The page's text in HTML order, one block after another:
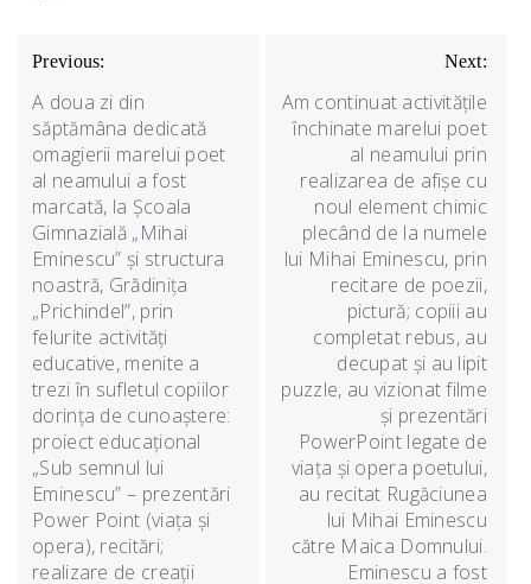
Navigare
în
articole
Previous:
A doua zi din
săptămâna dedicată
omagierii marelui poet
al neamului a fost
marcată, la Școala
Gimnazială „Mihai
Eminescu” și structura
noastră, Grădinița
„Prichindel”, prin
felurite activități
educative, menite a
trezi în sufletul copiilor
dorința de cunoaștere:
proiect educațional
„Sub semnul lui
Eminescu” – prezentări
Power Point (viața și
opera), recitări;
realizare de creații
Next:
Am continuat activitățile
închinate marelui poet
al neamului prin
realizarea de afișe cu
noul element chimic
plecând de la numele
lui Mihai Eminescu, prin
recitare de poezii,
pictură; copiii au
completat rebus, au
decupat și au lipit
puzzle, au vizionat filme
și prezentări
PowerPoint legate de
viața și opera poetului,
au recitat Rugăciunea
lui Mihai Eminescu
către Maica Domnului.
Eminescu a fost